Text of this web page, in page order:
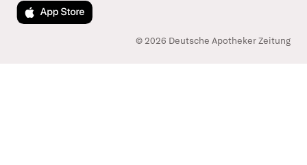
Laden im App Store
© 2026 Deutsche Apotheker Zeitung